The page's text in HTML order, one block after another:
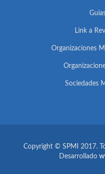
Link a
Organizaciones
Sociedades
Copyright © SPMI 2017.
Desarrollado